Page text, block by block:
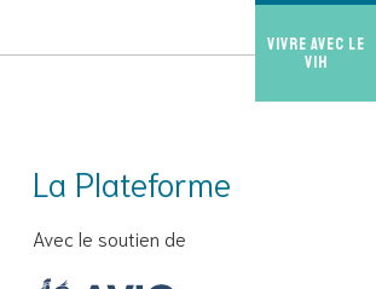
Vivre avec le
VIH
La Plateforme
Avec le soutien de